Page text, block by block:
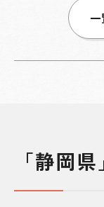
「静岡